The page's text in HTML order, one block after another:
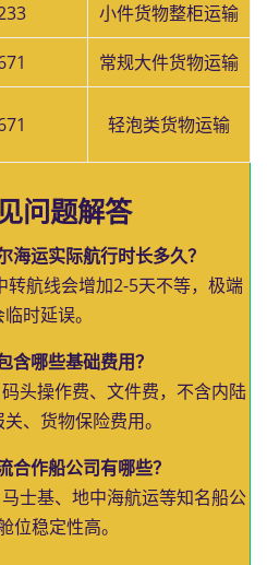
小件货物整柜运输
常规大件货物运输
轻泡类货物运输
问题解答
海运实际航行时长多久？
航线会增加2-5天不等，极端
时延误。
含哪些基础费用？
头操作费、文件费，不含内陆
、货物保险费用。
合作船公司有哪些？
士基、地中海航运等知名船公
位稳定性高。